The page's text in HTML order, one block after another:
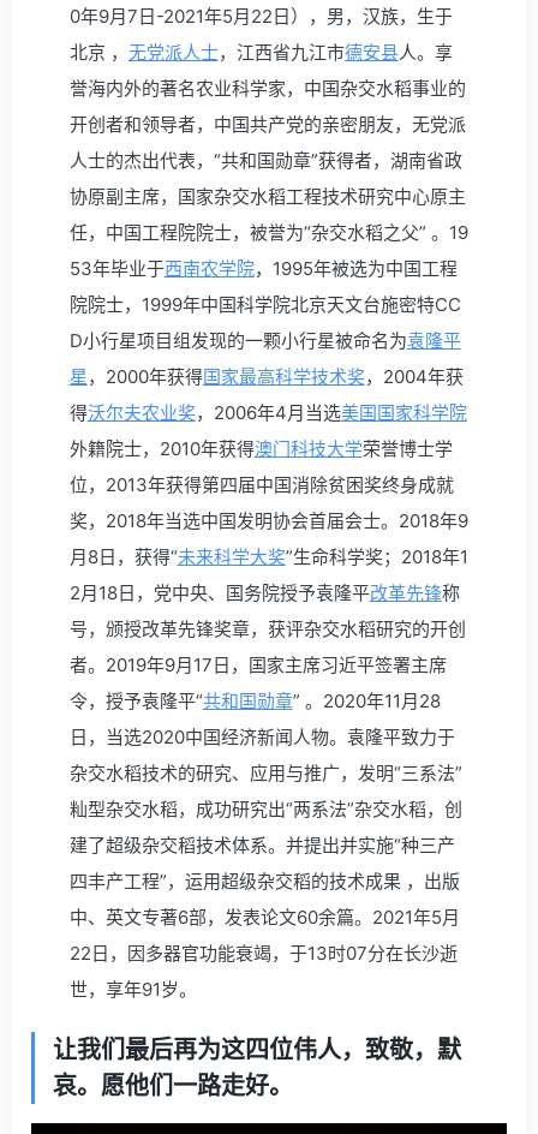
0年9月7日-2021年5月22日）
，男，汉族，生于
北京 ， 无党派人士，江西省九江市德安县人。享
誉海内外的著名农业科学家，中国杂交水稻事业的
开创者和领导者，中国共产党的亲密朋友，无党派
人士的杰出代表，“共和国勋章”获得者，湖南省政
协原副主席，国家杂交水稻工程技术研究中心原主
任，中国工程院院士，被誉为“杂交水稻之父” 。19
53年毕业于西南农学院，1995年被选为中国工程
院院士，1999年中国科学院北京天文台施密特CC
D小行星项目组发现的一颗小行星被命名为袁隆平
星 ，2000年获得国家最高科学技术奖，2004年获
得沃尔夫农业奖，2006年4月当选美国国家科学院
外籍院士，2010年获得澳门科技大学荣誉博士学
位，2013年获得第四届中国消除贫困奖终身成就
奖，2018年当选中国发明协会首届会士。2018年9
月8日，获得“未来科学大奖”生命科学奖；2018年1
2月18日，党中央、国务院授予袁隆平改革先锋称
号，颁授改革先锋奖章，获评杂交水稻研究的开创
者。2019年9月17日，国家主席习近平签署主席
令，授予袁隆平“共和国勋章” 。2020年11月28
日，当选2020中国经济新闻人物。袁隆平致力于
杂交水稻技术的研究、应用与推广，发明“三系法”
籼型杂交水稻，成功研究出“两系法”杂交水稻，创
建了超级杂交稻技术体系。并提出并实施“种三产
四丰产工程”，运用超级杂交稻的技术成果 ，出版
中、英文专著6部，发表论文60余篇。2021年5月
22日，因多器官功能衰竭，于13时07分在长沙逝
世，享年91岁。
让我们最后再为这四位伟人，致敬，默
哀。愿他们一路走好。